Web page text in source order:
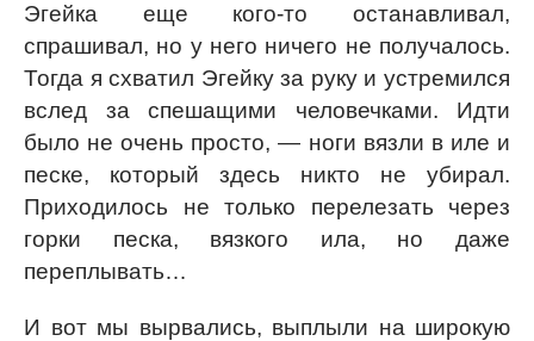
Эгейка еще кого-то останавливал,
спрашивал, но у него ничего не получалось.
Тогда я схватил Эгейку за руку и устремился
вслед за спешащими человечками. Идти
было не очень просто, — ноги вязли в иле и
песке, который здесь никто не убирал.
Приходилось не только перелезать через
горки песка, вязкого ила, но даже
переплывать…
И вот мы вырвались, выплыли на широкую